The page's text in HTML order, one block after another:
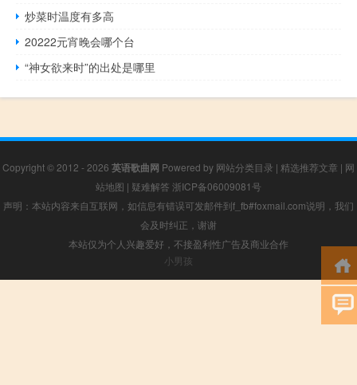
炒菜时温度有多高
20222元宵晚会哪个台
“神女欲来时”的出处是哪里
Copyright © 2012 - 2026 英语歌曲网 Powered by 网站分类目录 | 精选推荐文章 | 网
站地图 | 疑难解答 浙ICP备06009081号
声明：本站内容来自互联网，如信息有错误可发邮件到f_fb#foxmail.com说明，我们
会及时纠正，谢谢
本站仅为个人兴趣爱好，不接盈利性广告及商业合作
小男孩